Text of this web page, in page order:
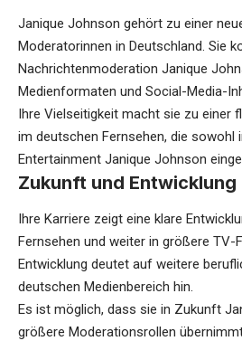
Janique Johnson gehört zu einer
Moderatorinnen in Deutschland. Sie
Nachrichtenmoderation Janique
Medienformaten und Social-Media-
Ihre Vielseitigkeit macht sie zu einer
im deutschen Fernsehen, die sowohl
Entertainment Janique Johnson
Zukunft und Entwicklung
Ihre Karriere zeigt eine klare
Fernsehen und weiter in größere TV-
Entwicklung deutet auf weitere
deutschen Medienbereich hin.
Es ist möglich, dass sie in Zukunft
größere Moderationsrollen